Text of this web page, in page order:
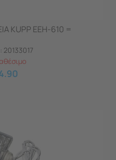
KUPP EEH-610 =
20133017